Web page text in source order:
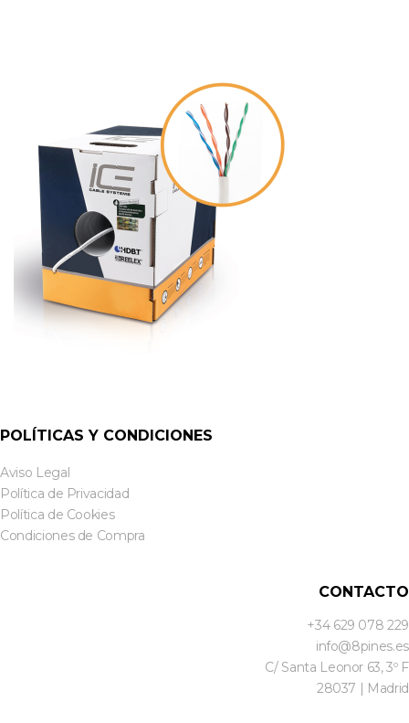
POLÍTICAS Y CONDICIONES
Aviso Legal
Política de Privacidad
Política de Cookies
Condiciones de Compra
CONTACTO
+34 629 078 229
info@8pines.es
C/ Santa Leonor 63, 3º F
28037 | Madrid